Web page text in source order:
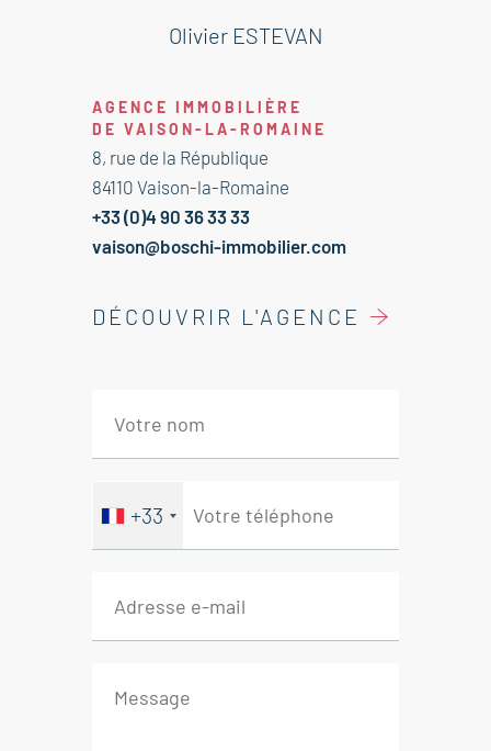
vrai havre de paix !
--- Logement 1 : 61 m²
Au rez-de-chaussée:
Salon avec cheminée
Cuisine
WC
Au 1er étage:
2 Chambres
Salon avec cheminée
Cuisine
Au 1er étage:
Salle de bains
Surface totale 113 m² environ
Systeme d'assainissement
Olivier ESTEVAN
AGENCE IMMOBILIÈRE
DE VAISON-LA-ROMAINE
8, rue de la République
84110 Vaison-la-Romaine
+33 (0)4 90 36 33 33
vaison@boschi-immobilier.com
DÉCOUVRIR L'AGENCE
+33